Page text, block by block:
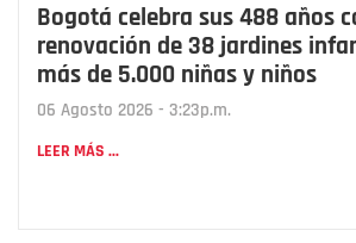
Bogotá celebra sus 488 años
renovación de 38 jardines
más de 5.000 niñas y niños
06 Agosto 2026 - 3:23p.m.
LEER MÁS ...